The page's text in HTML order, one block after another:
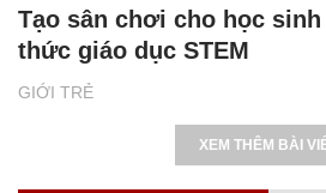
GIỚI TRẺ
Tạo sân chơi cho học
thức giáo dục STEM
XEM THÊM BÀI